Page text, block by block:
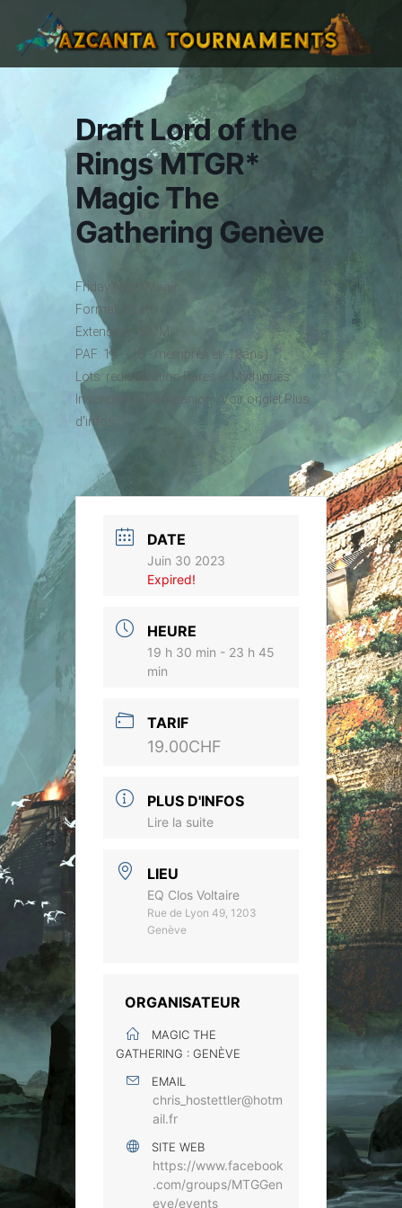
Draft Lord of the
Rings MTGR*
Magic The
Gathering Genève
Friday Night Magic
Format : Draft
Extension : MOM
PAF: 19.- (15.- membres et -18ans)
Lots: redistribution Rares et Mythiques
Inscriptions Companion : Voir onglet Plus
d’infos
DATE
Juin 30 2023
Expired!
HEURE
19 h 30 min - 23 h 45
min
TARIF
19.00CHF
PLUS D'INFOS
Lire la suite
LIEU
EQ Clos Voltaire
Rue de Lyon 49, 1203
Genève
ORGANISATEUR
MAGIC THE
GATHERING : GENÈVE
EMAIL
chris_hostettler@hotm
ail.fr
SITE WEB
https://www.facebook
.com/groups/MTGGen
eve/events